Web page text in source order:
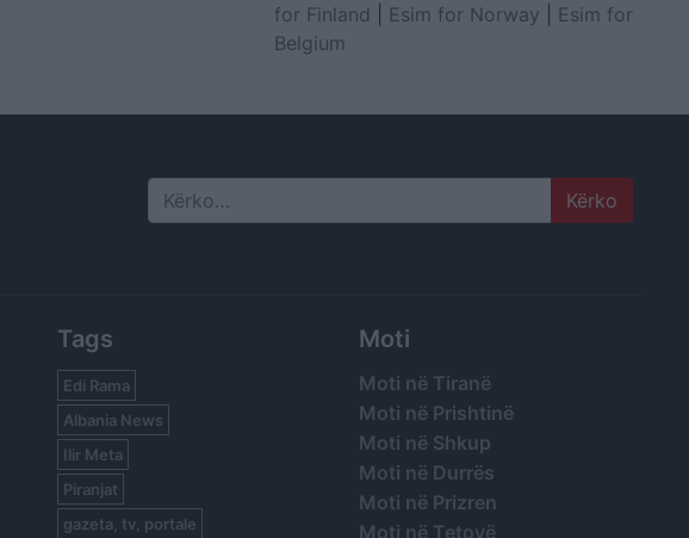
for Finland
Esim for Norway
Esim for
Belgium
Search
Tags
Edi Rama
Albania News
Ilir Meta
Piranjat
gazeta, tv, portale
Moti
Moti në Tiranë
Moti në Prishtinë
Moti në Shkup
Moti në Durrës
Moti në Prizren
Moti në Tetovë